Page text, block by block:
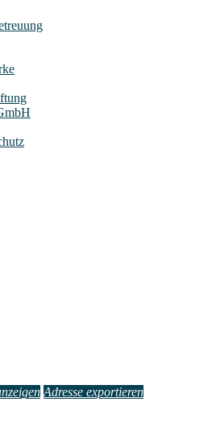
Adresse exportieren